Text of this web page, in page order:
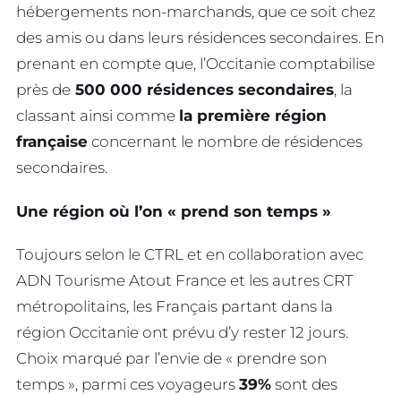
hébergements non-marchands, que ce soit chez
des amis ou dans leurs résidences secondaires. En
prenant en compte que, l’Occitanie comptabilise
près de 500 000 résidences secondaires, la
classant ainsi comme la première région
française concernant le nombre de résidences
secondaires.
Une région où l’on « prend son temps »
Toujours selon le CTRL et en collaboration avec
ADN Tourisme Atout France et les autres CRT
métropolitains, les Français partant dans la
région Occitanie ont prévu d’y rester 12 jours.
Choix marqué par l’envie de « prendre son
temps », parmi ces voyageurs 39% sont des